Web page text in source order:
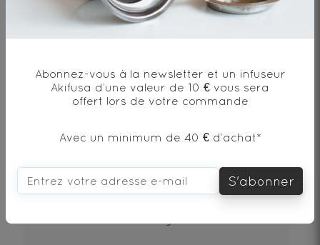
Puerh Beeng Cha Shu
Abonnez-vous à la newsletter et un infuseur
Akifusa d’une valeur de 10 € vous sera
offert lors de votre commande
Avec un minimum de 40 € d’achat*
S'abonner